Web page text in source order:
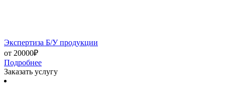
Экспертиза Б/У продукции
от 20000₽
Подробнее
Заказать услугу